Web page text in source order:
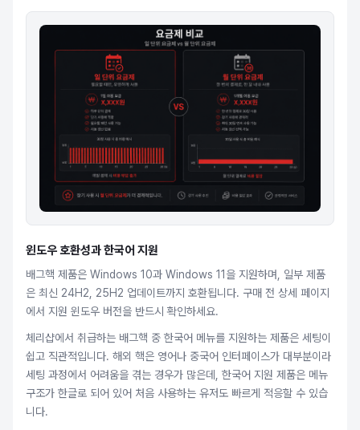
윈도우 호환성과 한국어 지원
배그핵 제품은 Windows 10과 Windows 11을 지원하며, 일부 제품
은 최신 24H2, 25H2 업데이트까지 호환됩니다. 구매 전 상세 페이지
에서 지원 윈도우 버전을 반드시 확인하세요.
체리샵에서 취급하는 배그핵 중 한국어 메뉴를 지원하는 제품은 세팅이
쉽고 직관적입니다. 해외 핵은 영어나 중국어 인터페이스가 대부분이라
세팅 과정에서 어려움을 겪는 경우가 많은데, 한국어 지원 제품은 메뉴
구조가 한글로 되어 있어 처음 사용하는 유저도 빠르게 적응할 수 있습
니다.